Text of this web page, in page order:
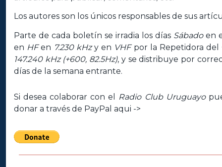
Los autores son los únicos responsables de sus
Parte de cada boletín se irradia los días Sábadoen
en HFen 7.230 kHzy en VHFpor la Repetidora del
147.240 kHz (+600, 82.5Hz), y se distribuye por
días de la semana entrante.
Si desea colaborar con el Radio Club Uruguayo
donar a través de PayPal aqui ->